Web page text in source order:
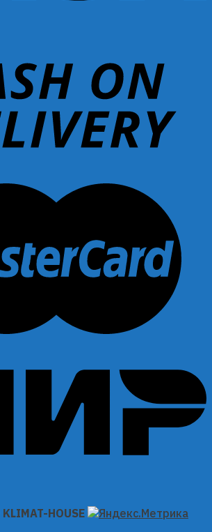
KLIMAT-HOUSE